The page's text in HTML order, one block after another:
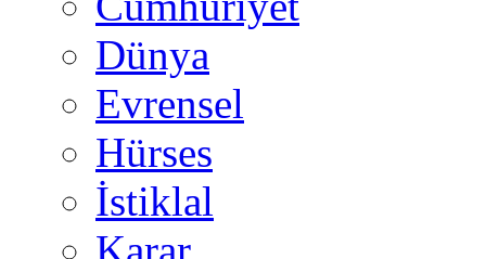
Dünya
Evrensel
Hürses
İstiklal